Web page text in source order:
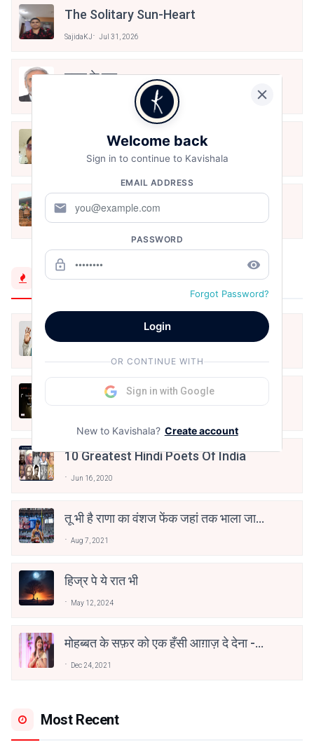
The Solitary Sun-Heart
SajidaKJ Jul 31, 2026
ख्व़ाब के बाद
Jul 28, 2026
നിലവിളക്കിൻ തിരിയായി ജീവിതം
SajidaKJ Jul 28, 2026
मेहरबां
SajidaKJ Jul 24, 2026
Trending Now
अंतिम ऊँचाई - कुँवर नारायण | Stay Home
Stay Safe | TVF's Aspirants
10 Greatest Hindi Poets Of India
Jun 16, 2020
तू भी है राणा का वंशज फेंक जहां तक भाला जाए:
Aug 7, 2021
हिज्र पे ये रात भी
May 12, 2024
मोहब्बत के सफ़र को एक हँसी आग़ाज़ दे देना -
Dec 24, 2021
Most Recent
Welcome back
Sign in to continue to Kavishala
EMAIL ADDRESS
mail
PASSWORD
lock_outline remove_red_eye
Forgot Password?
Login
OR CONTINUE WITH
Sign in with Google
New to Kavishala? Create account